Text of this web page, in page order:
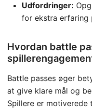
Udfordringer:
for ekstra erfaring
Hvordan battle
Battle passes øger
at give klare mål og
Spillere er